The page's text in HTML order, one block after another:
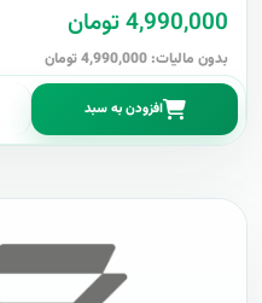
4,990,000 تومان
بدون مالیات: 4,990,000 تومان
افزودن به سبد